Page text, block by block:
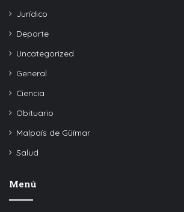
Jurídico
Deporte
Uncategorized
General
Ciencia
Obituario
Malpaís de Güímar
Salud
Menú